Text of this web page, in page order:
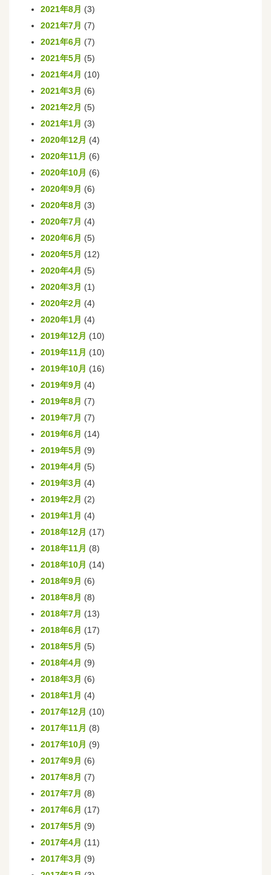
2021年8月 (3)
2021年7月 (7)
2021年6月 (7)
2021年5月 (5)
2021年4月 (10)
2021年3月 (6)
2021年2月 (5)
2021年1月 (3)
2020年12月 (4)
2020年11月 (6)
2020年10月 (6)
2020年9月 (6)
2020年8月 (3)
2020年7月 (4)
2020年6月 (5)
2020年5月 (12)
2020年4月 (5)
2020年3月 (1)
2020年2月 (4)
2020年1月 (4)
2019年12月 (10)
2019年11月 (10)
2019年10月 (16)
2019年9月 (4)
2019年8月 (7)
2019年7月 (7)
2019年6月 (14)
2019年5月 (9)
2019年4月 (5)
2019年3月 (4)
2019年2月 (2)
2019年1月 (4)
2018年12月 (17)
2018年11月 (8)
2018年10月 (14)
2018年9月 (6)
2018年8月 (8)
2018年7月 (13)
2018年6月 (17)
2018年5月 (5)
2018年4月 (9)
2018年3月 (6)
2018年1月 (4)
2017年12月 (10)
2017年11月 (8)
2017年10月 (9)
2017年9月 (6)
2017年8月 (7)
2017年7月 (8)
2017年6月 (17)
2017年5月 (9)
2017年4月 (11)
2017年3月 (9)